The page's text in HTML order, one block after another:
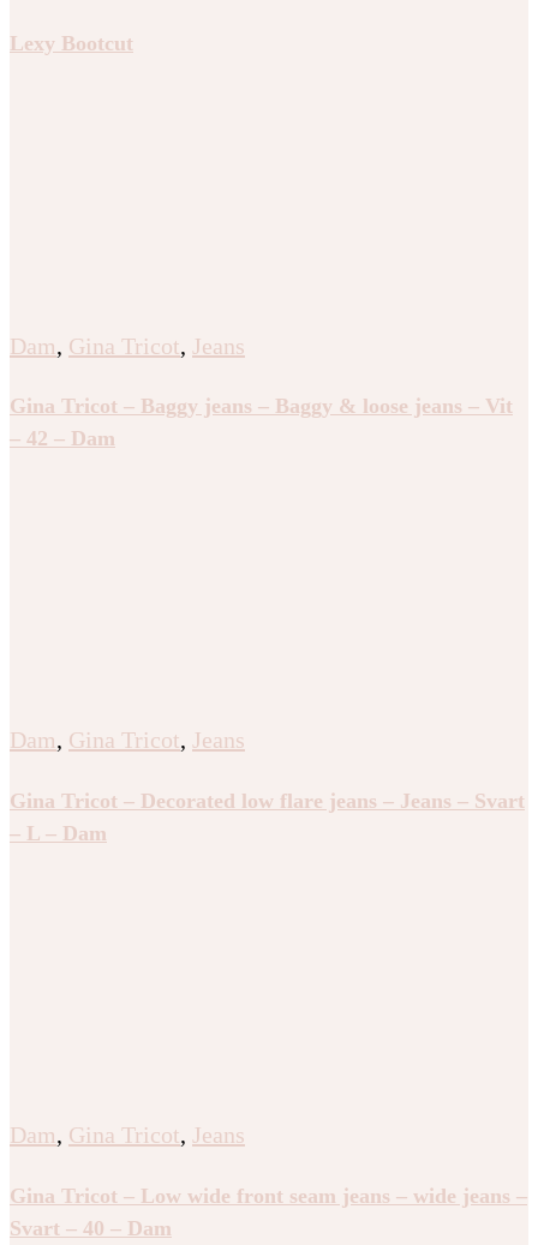
Lexy Bootcut
Dam, Gina Tricot, Jeans
Gina Tricot – Baggy jeans – Baggy & loose jeans – Vit
– 42 – Dam
Dam, Gina Tricot, Jeans
Gina Tricot – Decorated low flare jeans – Jeans – Svart
– L – Dam
Dam, Gina Tricot, Jeans
Gina Tricot – Low wide front seam jeans – wide jeans –
Svart – 40 – Dam